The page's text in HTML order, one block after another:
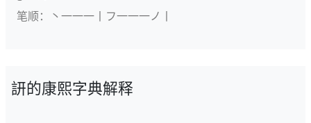
笔顺：丶一一一丨フ一一一ノ丨
訮的康熙字典解释